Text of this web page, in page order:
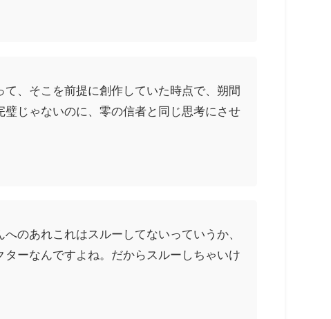
、そこを前提に創作していた時点で、朔間
じゃないのに、零の信者と同じ思考にさせ
のあれこれはスルーしてないっていうか、
ーなんですよね。だからスルーしちゃいけ